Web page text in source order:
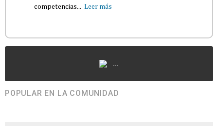
competencias... Leer más
...
POPULAR EN LA COMUNIDAD